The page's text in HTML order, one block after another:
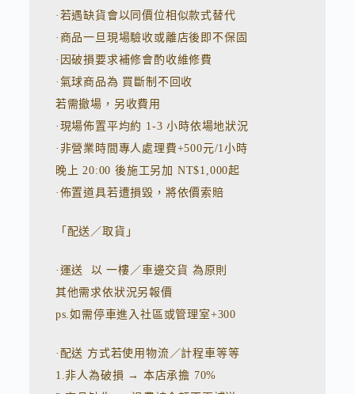
·若遇缺貨會以同價位相似款式替代
·商品一旦現場驗收或離店後即不保固
·因破損要求補修會酌收維修費
·氣球商品為 買斷制不回收
若需撤場，另收費用
·現場佈置平均約 1-3 小時依場地狀況
·非營業時間專人處理費+500元/1小時
晚上 20:00 後施工另加 NT$1,000起
·佈置道具若遭損毀，將依價索賠
「配送／取貨」
·運送 以 一樓／車邊交貨 為原則
其他需求依狀況另報價
ps.如需停車進入社區或管理室+300
·配送 方式若使用物流／計程車等等
1.非人為破損 → 本店承擔 70%